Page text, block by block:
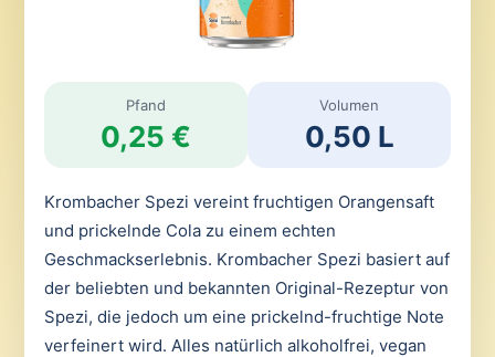
Pfand
0,25 €
Volumen
0,50 L
Krombacher Spezi vereint fruchtigen Orangensaft
und prickelnde Cola zu einem echten
Geschmackserlebnis. Krombacher Spezi basiert auf
der beliebten und bekannten Original-Rezeptur von
Spezi, die jedoch um eine prickelnd-fruchtige Note
verfeinert wird. Alles natürlich alkoholfrei, vegan